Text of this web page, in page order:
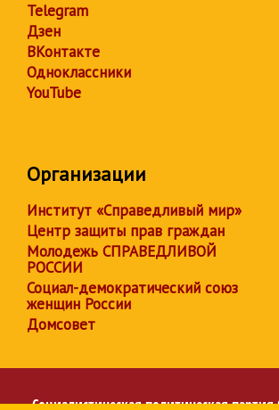
Telegram
Дзен
ВКонтакте
Одноклассники
YouTube
Организации
Институт «Справедливый мир»
Центр защиты прав граждан
Молодежь СПРАВЕДЛИВОЙ
РОССИИ
Социал-демократический союз
женщин России
Домсовет
Социалистическая политическая партия